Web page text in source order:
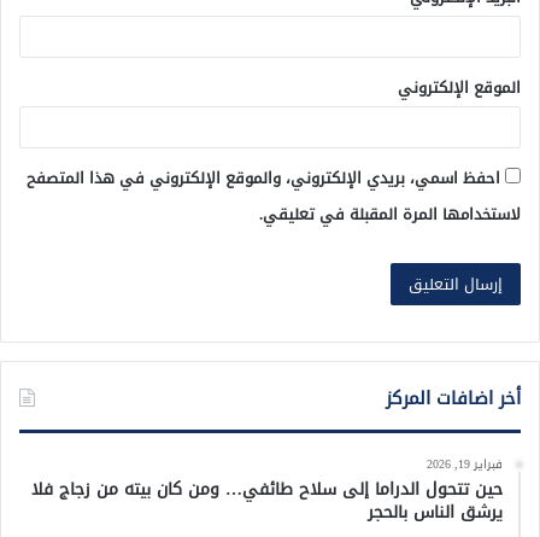
الموقع الإلكتروني
احفظ اسمي، بريدي الإلكتروني، والموقع الإلكتروني في هذا المتصفح
لاستخدامها المرة المقبلة في تعليقي.
أخر اضافات المركز
فبراير 19, 2026
حين تتحول الدراما إلى سلاح طائفي… ومن كان بيته من زجاج فلا
يرشق الناس بالحجر